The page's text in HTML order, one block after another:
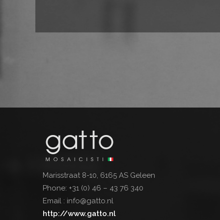
Marisstraat 8-10, 6165 AS Geleen
Phone: +31 (0) 46 – 43 76 340
Email : info@gatto.nl
http://www.gatto.nl